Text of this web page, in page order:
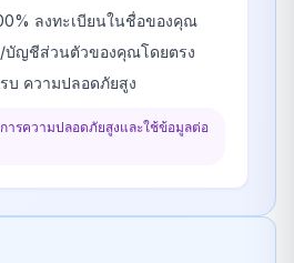
ลงทะเบียนในชื่อของคุณ
บัญชีส่วนตัวของคุณโดยตรง
บ ความปลอดภัยสูง
ารความปลอดภัยสูงและใช้ข้อมูลต่อ